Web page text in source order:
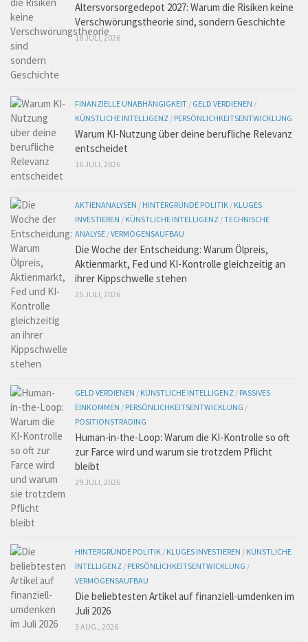
Altersvorsorgedepot 2027: Warum die Risiken keine
Verschwörungstheorie sind, sondern Geschichte
18 JULI, 2026
FINANZIELLE UNABHÄNGIGKEIT / GELD VERDIENEN /
KÜNSTLICHE INTELLIGENZ / PERSÖNLICHKEITSENTWICKLUNG
Warum KI-Nutzung über deine berufliche Relevanz
entscheidet
16 JULI, 2026
AKTIENANALYSEN / HINTERGRÜNDE POLITIK / KLUGES
INVESTIEREN / KÜNSTLICHE INTELLIGENZ /TECHNISCHE
ANALYSE /VERMÖGENSAUFBAU
Die Woche der Entscheidung: Warum Ölpreis,
Aktienmarkt, Fed und KI-Kontrolle gleichzeitig an
ihrer Kippschwelle stehen
25 JULI, 2026
GELD VERDIENEN / KÜNSTLICHE INTELLIGENZ / PASSIVES
EINKOMMEN / PERSÖNLICHKEITSENTWICKLUNG /
POSITIONSTRADING
Human-in-the-Loop: Warum die KI-Kontrolle so oft
zur Farce wird und warum sie trotzdem Pflicht
bleibt
29 JULI, 2026
HINTERGRÜNDE POLITIK / KLUGES INVESTIEREN / KÜNSTLICHE
INTELLIGENZ / PERSÖNLICHKEITSENTWICKLUNG /
VERMÖGENSAUFBAU
Die beliebtesten Artikel auf finanziell-umdenken im
Juli 2026
3 AUG., 2026